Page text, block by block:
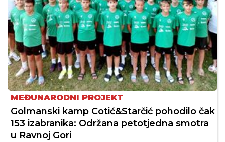
MEĐUNARODNI PROJEKT
Golmanski kamp Cotić&Starčić pohodilo čak
153 izabranika: Održana petotjedna smotra
u Ravnoj Gori